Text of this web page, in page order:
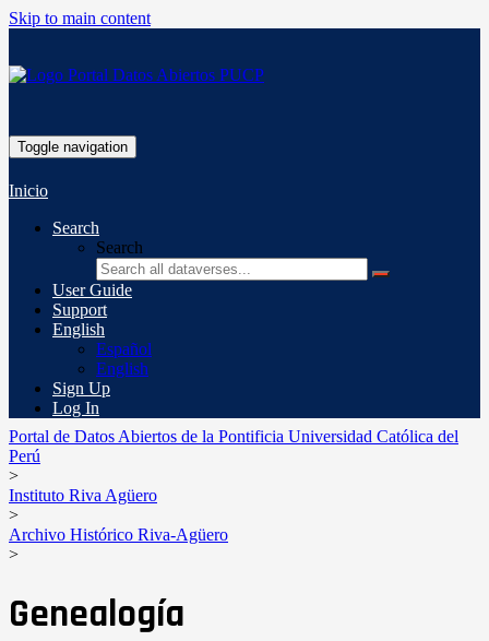
Skip to main content
Toggle navigation
Inicio
Search
Search
User Guide
Support
English
Español
English
Sign Up
Log In
Portal de Datos Abiertos de la Pontificia Universidad Católica del
Perú
>
Instituto Riva Agüero
>
Archivo Histórico Riva-Agüero
>
Genealogía